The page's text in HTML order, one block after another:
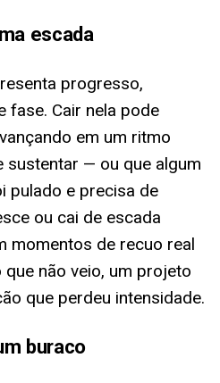
escada
progresso,
fase. Cair nela pode
em um ritmo
sustentar — ou que algum
pulado e precisa de
ou cai de escada
momentos de recuo real
não veio, um projeto
que perdeu intensidade.
buraco